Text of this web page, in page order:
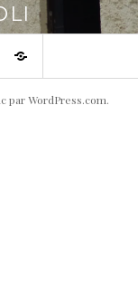
Contact
parWordPress.com.